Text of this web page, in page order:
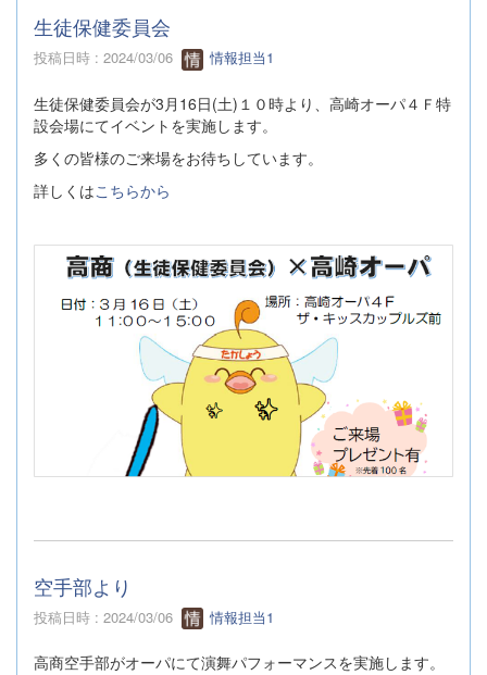
生徒保健委員会
投稿日時 : 2024/03/06 情報担当1
生徒保健委員会が3月16日(土)１０時より、高崎オーパ４Ｆ特
設会場にてイベントを実施します。
多くの皆様のご来場をお待ちしています。
詳しくはこちらから
空手部より
投稿日時 : 2024/03/06 情報担当1
高商空手部がオーパにて演舞パフォーマンスを実施します。